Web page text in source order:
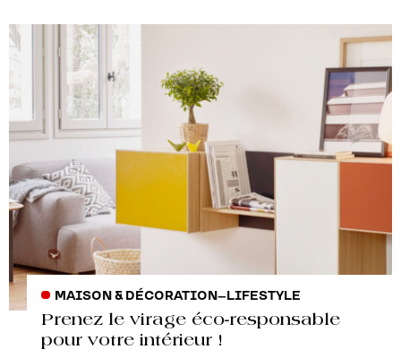
MAISON & DÉCORATION–LIFESTYLE
Prenez le virage éco-responsable
pour votre intérieur !